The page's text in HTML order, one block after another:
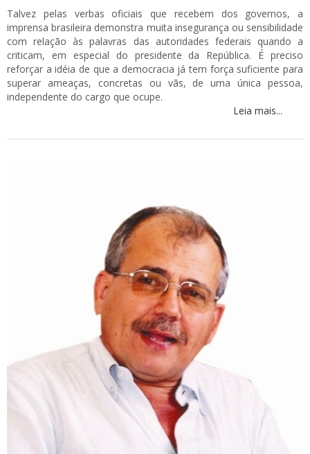
Talvez pelas verbas oficiais que recebem dos governos, a
imprensa brasileira demonstra muita insegurança ou sensibilidade
com relação às palavras das autoridades federais quando a
criticam, em especial do presidente da República. É preciso
reforçar a idéia de que a democracia já tem força suficiente para
superar ameaças, concretas ou vãs, de uma única pessoa,
independente do cargo que ocupe.
Leia mais...